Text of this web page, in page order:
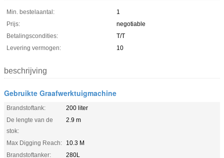
Min. bestelaantal:
1
Prijs:
negotiable
Betalingscondities:
T/T
Levering vermogen:
10
beschrijving
Gebruikte Graafwerktuigmachine
Brandstoftank:
200 liter
De lengte van de
stok:
2.9 m
Max Digging Reach:
10.3 M
Brandstoftanker:
280L